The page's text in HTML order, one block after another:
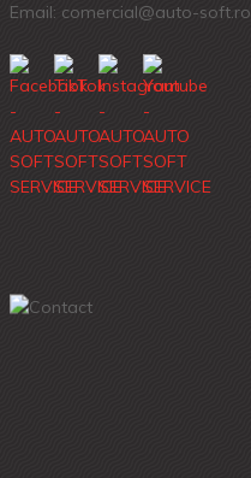
Email: comercial@auto-soft.ro